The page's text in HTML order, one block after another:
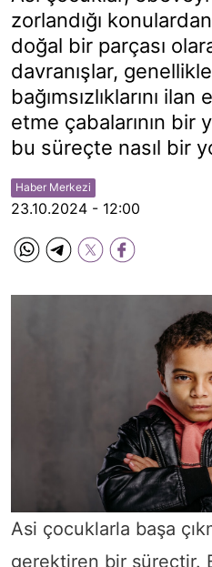
zorlandığı
doğal bir parçası
davranışlar,
bağımsızlıklarını
etme çabalarının bir
bu süreçte nasıl bir
Haber Merkezi
23.10.2024 - 12:00
Asi çocuklarla başa
gerektiren bir süreçtir.